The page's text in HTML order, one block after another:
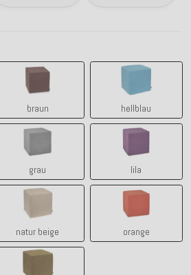
braun
braun
hellblau
hellblau
grau
grau
lila
lila
natur beige
natur beige
orange
orange
grün